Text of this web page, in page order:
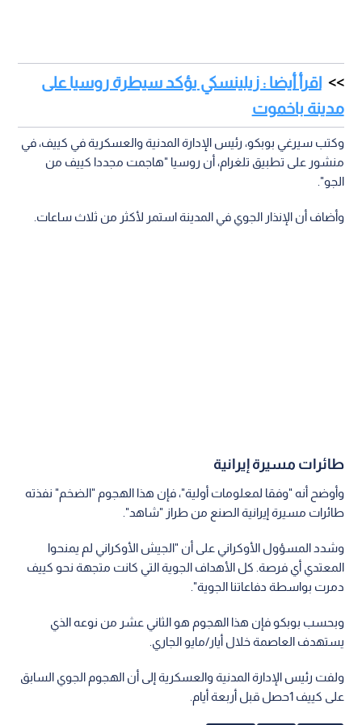
اقرأ أيضا : زيلينسكي يؤكد سيطرة روسيا على
مدينة باخموت
وكتب سيرغي بوبكو، رئيس الإدارة المدنية والعسكرية في كييف، في
منشور على تطبيق تلغرام، أن روسيا "هاجمت مجددا كييف من
الجو".
وأضاف أن الإنذار الجوي في المدينة استمر لأكثر من ثلاث ساعات.
طائرات مسيرة إيرانية
وأوضح أنه "وفقا لمعلومات أولية"، فإن هذا الهجوم "الضخم" نفذته
طائرات مسيرة إيرانية الصنع من طراز "شاهد".
وشدد المسؤول الأوكراني على أن "الجيش الأوكراني لم يمنحوا
المعتدي أي فرصة. كل الأهداف الجوية التي كانت متجهة نحو كييف
دمرت بواسطة دفاعاتنا الجوية".
وبحسب بوبكو فإن هذا الهجوم هو الثاني عشر من نوعه الذي
يستهدف العاصمة خلال أيار/مايو الجاري.
ولفت رئيس الإدارة المدنية والعسكرية إلى أن الهجوم الجوي السابق
على كييف 1حصل قبل أربعة أيام.